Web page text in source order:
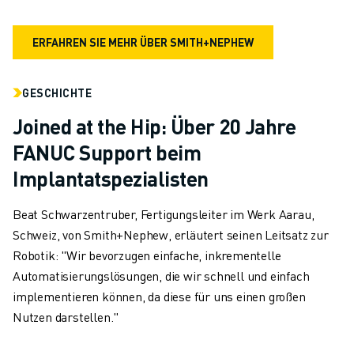
ERFAHREN SIE MEHR ÜBER SMITH+NEPHEW
GESCHICHTE
Joined at the Hip: Über 20 Jahre
FANUC Support beim
Implantatspezialisten
Beat Schwarzentruber, Fertigungsleiter im Werk Aarau,
Schweiz, von Smith+Nephew, erläutert seinen Leitsatz zur
Robotik: "Wir bevorzugen einfache, inkrementelle
Automatisierungslösungen, die wir schnell und einfach
implementieren können, da diese für uns einen großen
Nutzen darstellen."